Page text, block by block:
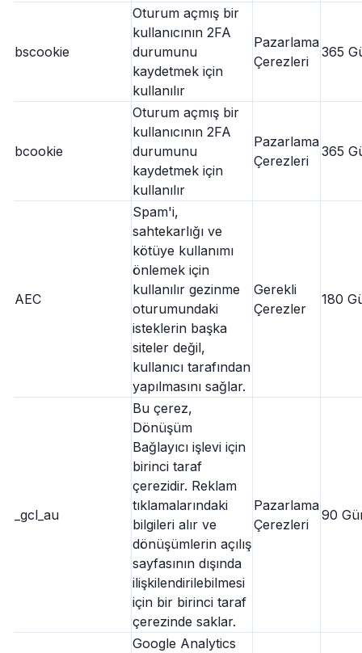
bscookie
Oturum açmış bir
kullanıcının 2FA
durumunu
kaydetmek için
kullanılır
Pazarlama
Çerezleri
365
bcookie
Oturum açmış bir
kullanıcının 2FA
durumunu
kaydetmek için
kullanılır
Pazarlama
Çerezleri
365
AEC
Spam'i,
sahtekarlığı ve
kötüye kullanımı
önlemek için
kullanılır gezinme
oturumundaki
isteklerin başka
siteler değil,
kullanıcı tarafından
yapılmasını sağlar.
Gerekli
Çerezler
180
_gcl_au
Bu çerez,
Dönüşüm
Bağlayıcı işlevi için
birinci taraf
çerezidir. Reklam
tıklamalarındaki
bilgileri alır ve
dönüşümlerin açılış
sayfasının dışında
ilişkilendirilebilmesi
için bir birinci taraf
çerezinde saklar.
Pazarlama
Çerezleri
90
Google Analytics